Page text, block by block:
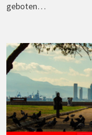
geboten…